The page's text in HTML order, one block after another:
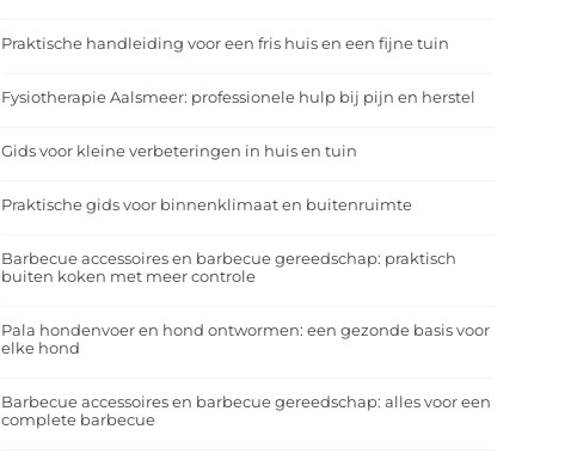
Praktische handleiding voor een fris huis en een fijne tuin
Fysiotherapie Aalsmeer: professionele hulp bij pijn en herstel
Gids voor kleine verbeteringen in huis en tuin
Praktische gids voor binnenklimaat en buitenruimte
Barbecue accessoires en barbecue gereedschap: praktisch
buiten koken met meer controle
Pala hondenvoer en hond ontwormen: een gezonde basis voor
elke hond
Barbecue accessoires en barbecue gereedschap: alles voor een
complete barbecue